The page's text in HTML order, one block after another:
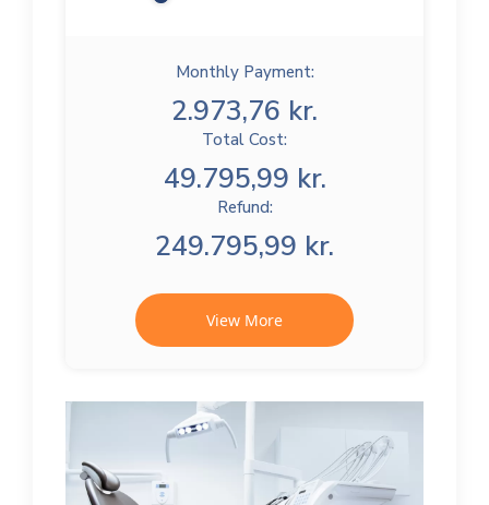
Monthly Payment:
2.973,76 kr.
Total Cost:
49.795,99 kr.
Refund:
249.795,99 kr.
View More